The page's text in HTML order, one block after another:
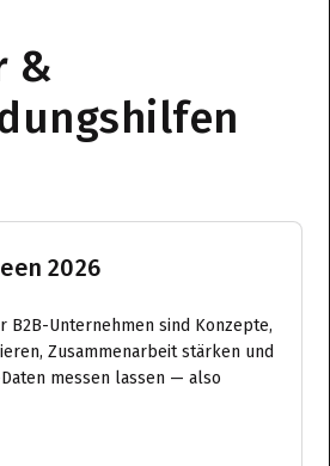
&
2026
B2B-Unternehmen sind Konzepte,
Zusammenarbeit stärken und
messen lassen — also